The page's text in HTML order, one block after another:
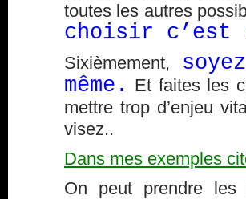
toutes les autres
choisir c’est
Sixièmement,
même. Et faites les
mettre trop d’enjeu
visez..
Dans mes exemples
On peut prendre les